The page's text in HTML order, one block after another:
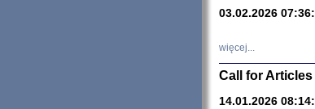
03.02.2026
więcej...
Call for Articles
14.01.2026